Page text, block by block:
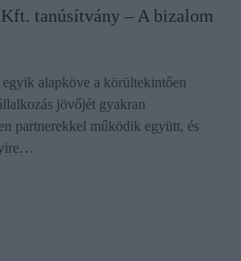
tanúsítvány – A bizalom
alapköve a körültekintően
jövőjét gyakran
partnerekkel működik együtt, és